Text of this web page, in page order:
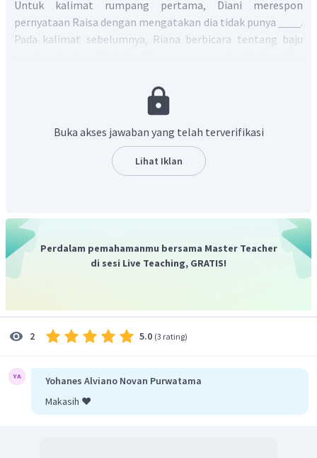
Untuk kalimat rumpang pertama, Diani merespon
pernyataan Raisa dengan mengatakan dia tidak punya ____.
Pada kalimat sebelumnya, Riana berbicara tentang baju
Untuk kalimat rumpang yang kedua, Riana mengatakan
jackets
winter or the snow.
Untuk kalimat rumpang yang selanjutnya, karena Diana
tidak memiliki baju musim dingin, Riana mengatakan
dengan mengatakan
Jadi jawaban yang
sesuai adalah
What if I ask her to lend you hers?
Untuk kalimat rumpang yang terakhir, Diani menanyakan
perlu atau tidak untuk membawa makana. Rina menjawab
jawaban yang sesuai adalahIt is provided.
Jadi, jawaban yang benar adalah
winter or the snow ,ask her to lend you hers?, It is
Buka akses jawaban yang telah terverifikasi
Lihat Iklan
Perdalam pemahamanmu bersama Master Teacher
di sesi Live Teaching, GRATIS!
2 5.0 (3 rating)
Yohanes Alviano Novan Purwatama
Makasih ❤️